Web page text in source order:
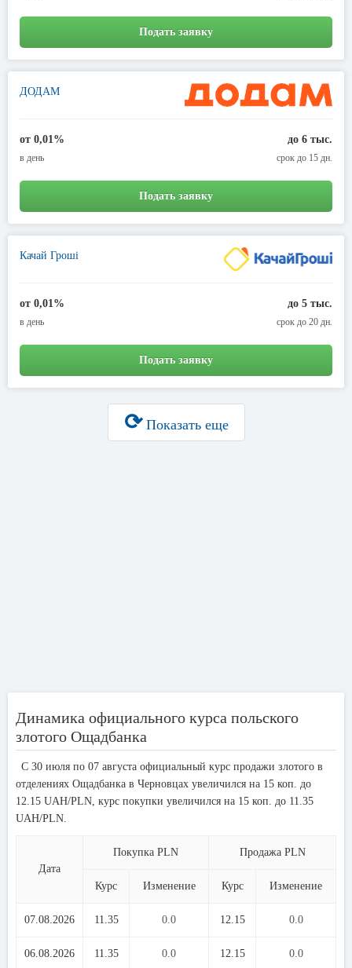
Подать заявку
ДОДАМ
от 0,01%
в день
до 6 тыс.
срок до 15 дн.
Подать заявку
Качай Гроші
от 0,01%
в день
до 5 тыс.
срок до 20 дн.
Подать заявку
⟳Показать еще
Динамика официального курса польского
злотого Ощадбанка
С 30 июля по 07 августа официальный курс продажи злотого в
отделениях Ощадбанка в Черновцах увеличился на 15 коп. до
12.15 UAH/PLN, курс покупки увеличился на 15 коп. до 11.35
UAH/PLN.
Дата
Покупка PLN Продажа PLN
Курс Изменение Курс Изменение
07.08.2026 11.35 0.0 12.15 0.0
06.08.2026 11.35 0.0 12.15 0.0